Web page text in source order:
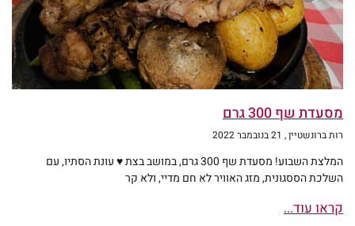
מסעדת שף 300 גרם
רות ברונשטיין 21 בנובמבר 2022
המלצת השבוע! מסעדת שף 300 גרם, במושב בצת ♥ עונת הסתיו, עם
השלכת הססגונית, מזג האוויר לא חם מדיי, ולא קר
קראו עוד...